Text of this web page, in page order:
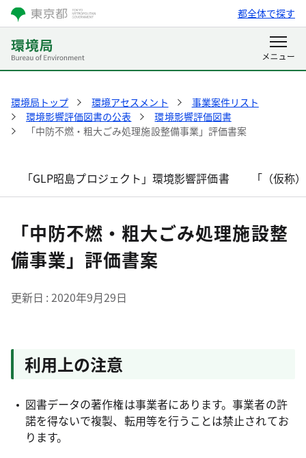
都全体で探す
環境局トップ 環境アセスメント
事業案件リスト
環境影響評価図書の公表
環境影響評価図書
「中防不燃・粗大ごみ処理施設整備事業」評価書案
「GLP昭島プロジェクト」環境影響評価書 「（仮称
「中防不燃・粗大ごみ処理施設整
備事業」評価書案
更新日 2020年9月29日
利用上の注意
図書データの著作権は事業者にあります。事業者の許
諾を得ないで複製、転用等を行うことは禁止されてお
ります。